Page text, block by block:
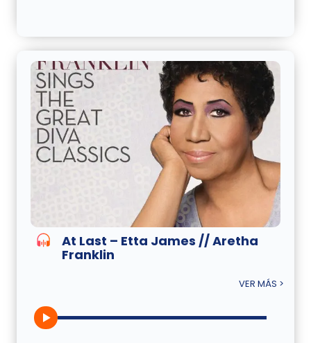
At Last – Etta James // Aretha
Franklin
VER MÁS >